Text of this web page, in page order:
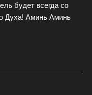
будет всегда со
Духа! Аминь Аминь